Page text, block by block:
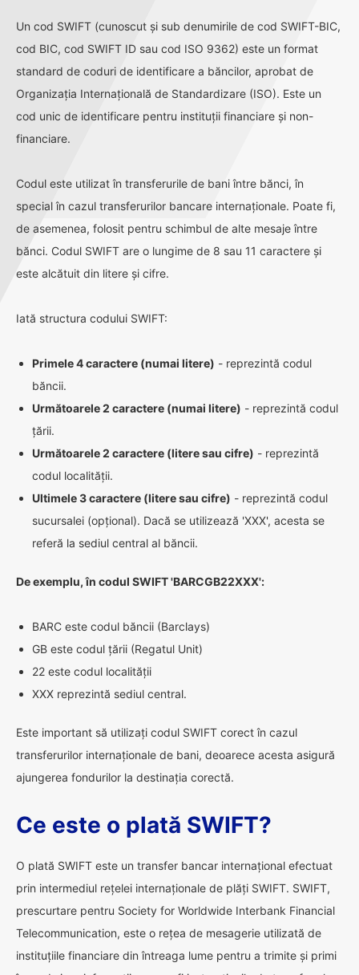
Un cod SWIFT (cunoscut și sub denumirile de cod SWIFT-BIC,
cod BIC, cod SWIFT ID sau cod ISO 9362) este un format
standard de coduri de identificare a băncilor, aprobat de
Organizația Internațională de Standardizare (ISO). Este un
cod unic de identificare pentru instituții financiare și non-
financiare.
Codul este utilizat în transferurile de bani între bănci, în
special în cazul transferurilor bancare internaționale. Poate fi,
de asemenea, folosit pentru schimbul de alte mesaje între
bănci. Codul SWIFT are o lungime de 8 sau 11 caractere și
este alcătuit din litere și cifre.
Iată structura codului SWIFT:
Primele 4 caractere (numai litere) - reprezintă codul
băncii.
Următoarele 2 caractere (numai litere) - reprezintă codul
țării.
Următoarele 2 caractere (litere sau cifre) - reprezintă
codul localității.
Ultimele 3 caractere (litere sau cifre) - reprezintă codul
sucursalei (opțional). Dacă se utilizează 'XXX', acesta se
referă la sediul central al băncii.
De exemplu, în codul SWIFT 'BARCGB22XXX':
BARC este codul băncii (Barclays)
GB este codul țării (Regatul Unit)
22 este codul localității
XXX reprezintă sediul central.
Este important să utilizați codul SWIFT corect în cazul
transferurilor internaționale de bani, deoarece acesta asigură
ajungerea fondurilor la destinația corectă.
Ce este o plată SWIFT?
O plată SWIFT este un transfer bancar internațional efectuat
prin intermediul rețelei internaționale de plăți SWIFT. SWIFT,
prescurtare pentru Society for Worldwide Interbank Financial
Telecommunication, este o rețea de mesagerie utilizată de
instituțiile financiare din întreaga lume pentru a trimite și primi